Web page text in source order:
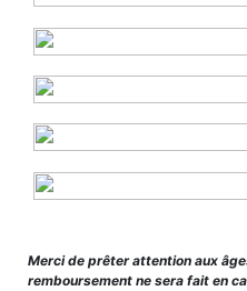
Merci de prêter attention aux
remboursement ne sera fait en